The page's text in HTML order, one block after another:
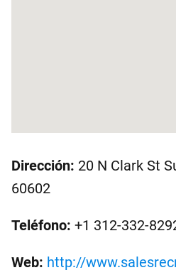
Dirección: 20 N Clark St
60602
Teléfono: +1 312-332-
Web: http://